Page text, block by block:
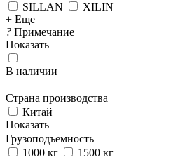
SILLAN
XILIN
+ Еще
? Примечание
Показать
В наличии
Страна производства
Китай
Показать
Грузоподъемность
1000 кг
1500 кг